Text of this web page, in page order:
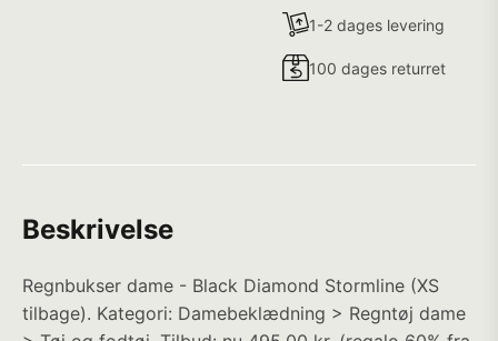
1-2 dages levering
100 dages returret
Beskrivelse
Regnbukser dame - Black Diamond Stormline (XS
tilbage). Kategori: Damebeklædning > Regntøj dame